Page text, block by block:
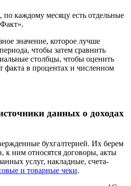
каждому месяцу есть отдельные
значение, которое лучше
чтобы затем сравнить
столбцы, чтобы оценить
факта в процентах и численном
данных о доходах
бухгалтерией. Их берем
к ним относятся договоры, акты
услуг, накладные, счета-
и товарные чеки.